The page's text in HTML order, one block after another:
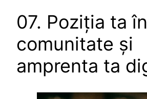
07. Poziția ta în
comunitate și
amprenta ta